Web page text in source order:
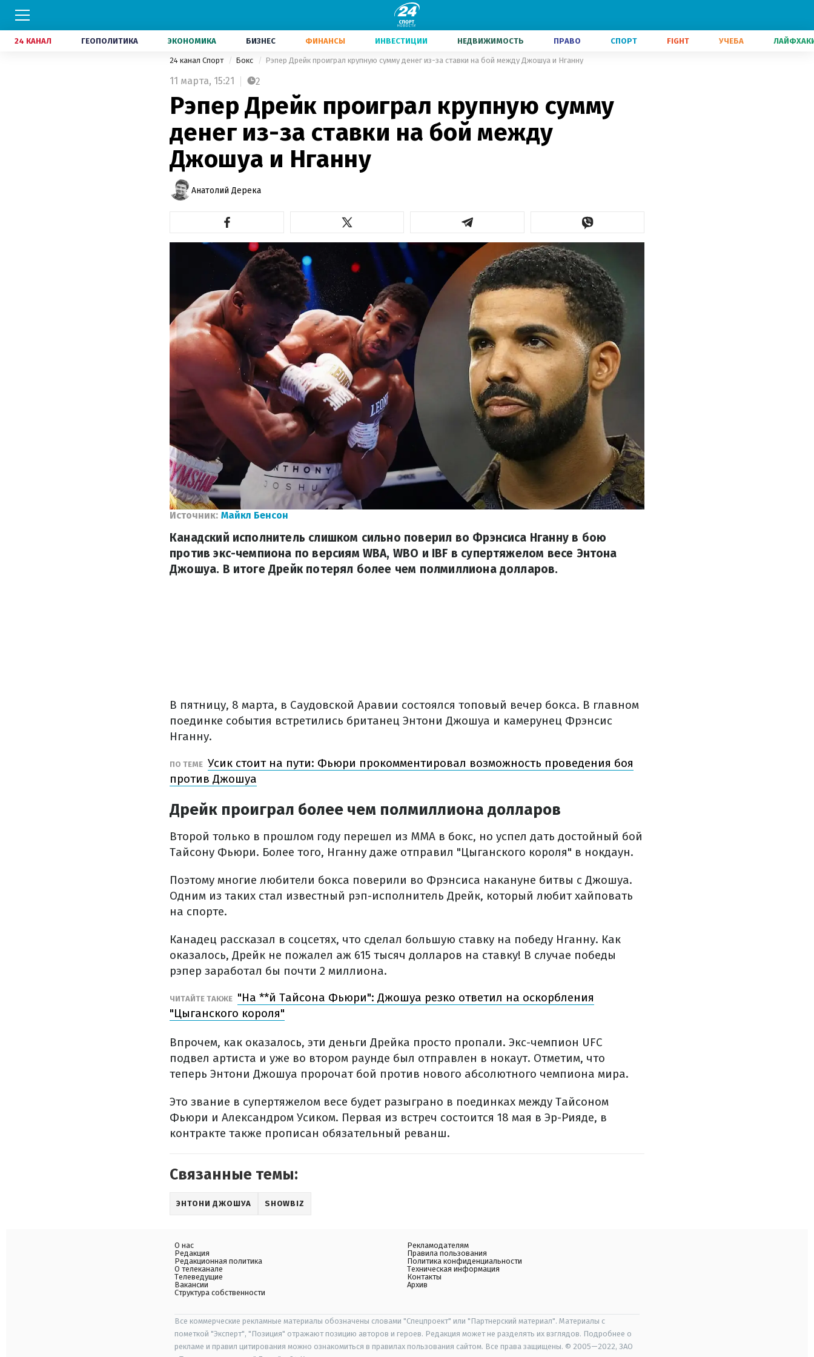
24 КАНАЛ ГЕОПОЛИТИКА ЭКОНОМИКА БИЗНЕС ФИНАНСЫ ИНВЕСТИЦИИ НЕДВИЖИМОСТЬ ПРАВО СПОРТ FIGHT УЧЕБА
24 канал Спорт Бокс Рэпер Дрейк проиграл крупную сумму денег из-за ставки на бой между Джошуа и Нганну
11 марта, 15:21 2
Рэпер Дрейк проиграл крупную сумму
денег из-за ставки на бой между
Джошуа и Нганну
Анатолий Дерека
Источник: Майкл Бенсон
Канадский исполнитель слишком сильно поверил во Фрэнсиса Нганну в бою
против экс-чемпиона по версиям WBA, WBO и IBF в супертяжелом весе Энтона
Джошуа. В итоге Дрейк потерял более чем полмиллиона долларов.
В пятницу, 8 марта, в Саудовской Аравии состоялся топовый вечер бокса. В главном
поединке события встретились британец Энтони Джошуа и камерунец Фрэнсис
Нганну.
ПО ТЕМЕ Усик стоит на пути: Фьюри прокомментировал возможность проведения боя
против Джошуа
Дрейк проиграл более чем полмиллиона долларов
Второй только в прошлом году перешел из MMA в бокс, но успел дать достойный бой
Тайсону Фьюри. Более того, Нганну даже отправил "Цыганского короля" в нокдаун.
Поэтому многие любители бокса поверили во Фрэнсиса накануне битвы с Джошуа.
Одним из таких стал известный рэп-исполнитель Дрейк, который любит хайповать
на спорте.
Канадец рассказал в соцсетях, что сделал большую ставку на победу Нганну. Как
оказалось, Дрейк не пожалел аж 615 тысяч долларов на ставку! В случае победы
рэпер заработал бы почти 2 миллиона.
ЧИТАЙТЕ ТАКЖЕ "На **й Тайсона Фьюри": Джошуа резко ответил на оскорбления
"Цыганского короля"
Впрочем, как оказалось, эти деньги Дрейка просто пропали. Экс-чемпион UFC
подвел артиста и уже во втором раунде был отправлен в нокаут. Отметим, что
теперь Энтони Джошуа пророчат бой против нового абсолютного чемпиона мира.
Это звание в супертяжелом весе будет разыграно в поединках между Тайсоном
Фьюри и Александром Усиком. Первая из встреч состоится 18 мая в Эр-Рияде, в
контракте также прописан обязательный реванш.
Связанные темы:
ЭНТОНИ ДЖОШУА SHOWBIZ
О нас
Редакция
Редакционная политика
О телеканале
Телеведущие
Вакансии
Структура собственности
Рекламодателям
Правила пользования
Политика конфиденциальности
Техническая информация
Контакты
Архив
Все коммерческие рекламные материалы обозначены словами "Спецпроект" или "Партнерский материал". Материалы с
пометкой "Эксперт", "Позиция" отражают позицию авторов и героев. Редакция может не разделять их взглядов. Подробнее о
рекламе и правил цитирования можно ознакомиться в правилах пользования сайтом. Все права защищены. © 2005—2022, ЗАО